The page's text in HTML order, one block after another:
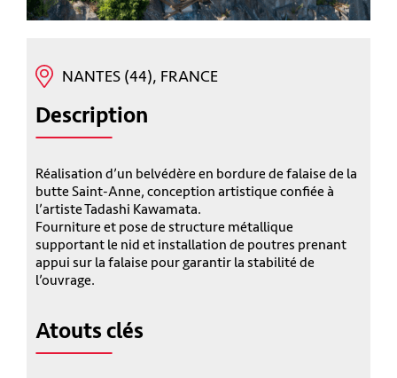
NANTES (44), FRANCE
Description
Réalisation d’un belvédère en bordure de falaise de la
butte Saint-Anne, conception artistique confiée à
l’artiste Tadashi Kawamata.
Fourniture et pose de structure métallique
supportant le nid et installation de poutres prenant
appui sur la falaise pour garantir la stabilité de
l’ouvrage.
Atouts clés